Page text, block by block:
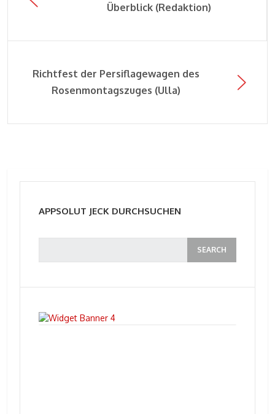
Überblick (Redaktion)
Richtfest der Persiflagewagen des
Rosenmontagszuges (Ulla)
APPSOLUT JECK DURCHSUCHEN